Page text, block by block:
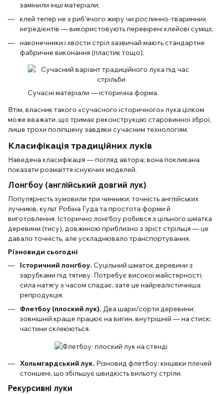
замінили інші матеріали;
клей тепер не з риб’ячого жиру чи рослинно-тваринних
інгредієнтів — використовують перевірені клейові суміші;
наконечники і хвости стріл зазвичай мають стандартне
фабричне виконання (пластик тощо).
Сучасні матеріали — історична форма.
Втім, власник такого «сучасного історичного» лука цілком
може вважати, що тримає реконструкцію старовинної зброї,
лише трохи поліпшену завдяки сучасним технологіям.
Класифікація традиційних луків
Наведена класифікація — погляд автора; вона покликана
показати розмаїття існуючих моделей.
Лонгбоу (англійський довгий лук)
Популярність зумовили три чинники: точність англійських
лучників, культ Робіна Гуда та простота форми й
виготовлення. Історично лонгбоу робився з цільного шматка
деревини (тису), довжиною приблизно з зріст стрільця — це
давало точність, але ускладнювало транспортування.
Різновиди сьогодні
Історичний лонгбоу. Суцільний шматок деревини з
зарубками під тятиву. Потребує високої майстерності;
сила натягу з часом спадає, зате це найреалістичніша
репродукція.
Флетбоу (плоский лук). Два шари/сорти деревини:
зовнішній краще працює на вигин, внутрішній — на стиск;
частини склеюються.
Хольмгардський лук. Різновид флетбоу: кінцівки плечей
стоншені, що збільшує швидкість вильоту стріли.
Рекурсивні луки